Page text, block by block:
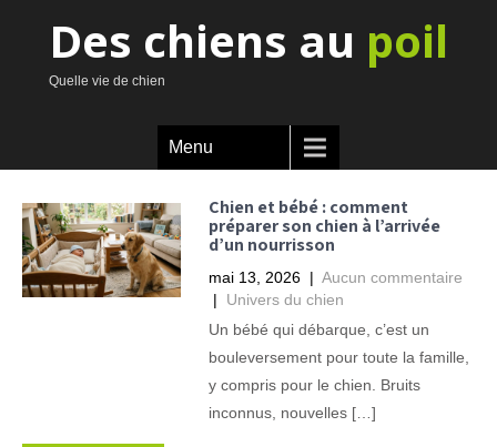
Des chiens au poil
Quelle vie de chien
Menu
Chien et bébé : comment
préparer son chien à l’arrivée
d’un nourrisson
mai 13, 2026 | Aucun commentaire
| Univers du chien
Un bébé qui débarque, c’est un
bouleversement pour toute la famille,
y compris pour le chien. Bruits
inconnus, nouvelles […]